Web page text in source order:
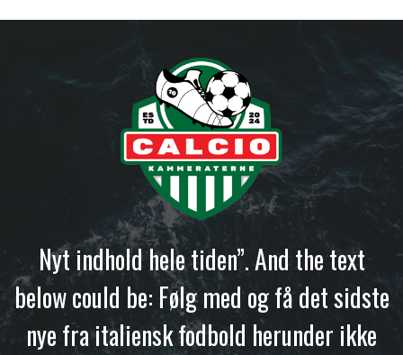
Nyt indhold hele tiden”. And the text
below could be: Følg med og få det sidste
nye fra italiensk fodbold herunder ikke